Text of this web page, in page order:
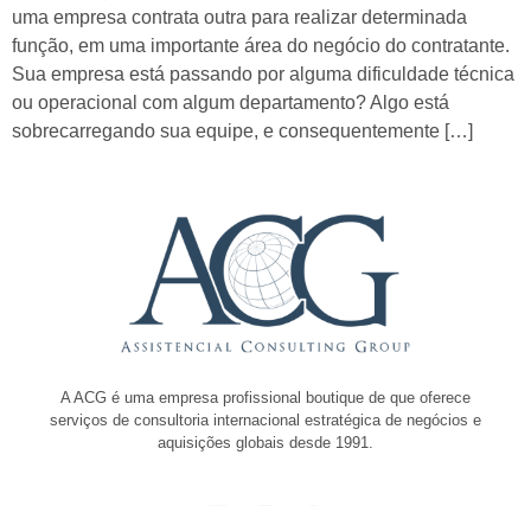
uma empresa contrata outra para realizar determinada
função, em uma importante área do negócio do contratante.
Sua empresa está passando por alguma dificuldade técnica
ou operacional com algum departamento? Algo está
sobrecarregando sua equipe, e consequentemente […]
A ACG é uma empresa profissional boutique de que oferece
serviços de consultoria internacional estratégica de negócios e
aquisições globais desde 1991.